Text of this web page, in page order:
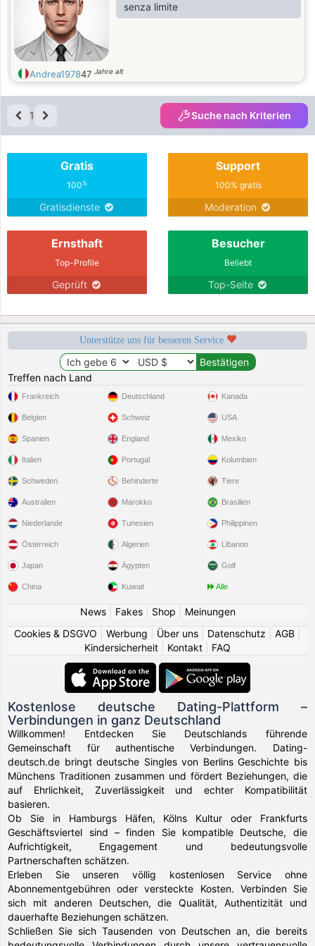
senza limite
Andrea197847 Jahre alt
1 Suche nach Kriterien
Gratis
100%
Gratisdienste
Support
100% gratis
Moderation
Ernsthaft
Top-Profile
Geprüft
Besucher
Beliebt
Top-Seite
Unterstütze uns für besseren Service
Treffen nach Land
Frankreich
Belgien
Spanien
Italien
Schweden
Deutschland
Schweiz
England
Portugal
Behinderte
Kanada
USA
Mexiko
Kolumbien
Tiere
Australien
Niederlande
Österreich
Japan
China
Marokko
Tunesien
Algerien
Ägypten
Kuwait
Brasilien
Philippinen
Libanon
Golf
Alle
News| Fakes| Shop
Meinungen
Cookies & DSGVO
Werbung Über uns Datenschutz AGB
Kindersicherheit
Kontakt FAQ
Kostenlose deutsche Dating-Plattform –
Verbindungen in ganz Deutschland
Willkommen! Entdecken Sie Deutschlands führende
Gemeinschaft für authentische Verbindungen. Dating-
deutsch.de bringt deutsche Singles von Berlins Geschichte bis
Münchens Traditionen zusammen und fördert Beziehungen, die
auf Ehrlichkeit, Zuverlässigkeit und echter Kompatibilität
basieren.
Ob Sie in Hamburgs Häfen, Kölns Kultur oder Frankfurts
Geschäftsviertel sind – finden Sie kompatible Deutsche, die
Aufrichtigkeit, Engagement und bedeutungsvolle
Partnerschaften schätzen.
Erleben Sie unseren völlig kostenlosen Service ohne
Abonnementgebühren oder versteckte Kosten. Verbinden Sie
sich mit anderen Deutschen, die Qualität, Authentizität und
dauerhafte Beziehungen schätzen.
Schließen Sie sich Tausenden von Deutschen an, die bereits